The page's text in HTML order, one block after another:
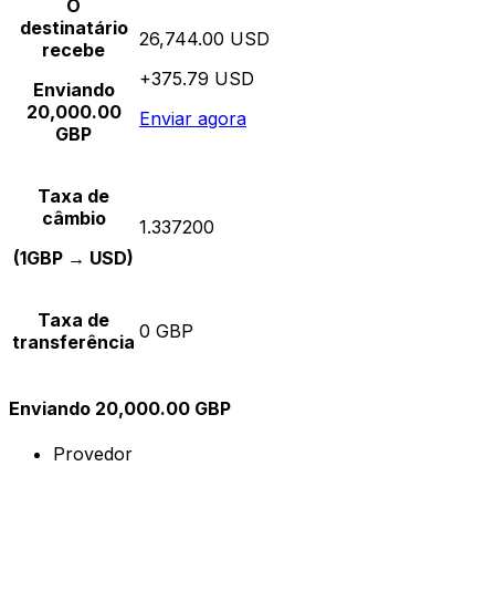
O
destinatário
recebe
Enviando
20,000.00
GBP
26,744.00 USD
+375.79 USD
Enviar agora
Taxa de
câmbio
(1GBP → USD)
1.337200
Taxa de
transferência 0 GBP
Enviando 20,000.00 GBP
Provedor